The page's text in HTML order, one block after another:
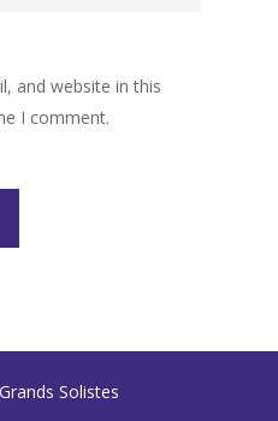
and website in this
I comment.
Solistes